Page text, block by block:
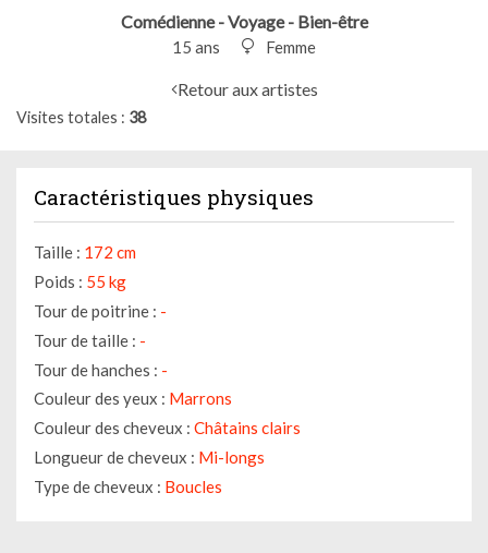
Comédienne - Voyage - Bien-être
15 ans Femme
Retour aux artistes
Visites totales 38
Caractéristiques physiques
Taille : 172 cm
Poids : 55 kg
Tour de poitrine : -
Tour de taille : -
Tour de hanches : -
Couleur des yeux : Marrons
Couleur des cheveux : Châtains clairs
Longueur de cheveux : Mi-longs
Type de cheveux : Boucles